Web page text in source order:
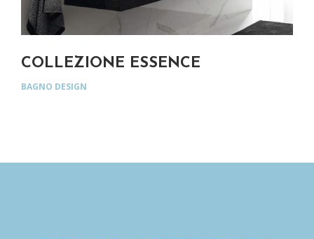
COLLEZIONE ESSENCE
BAGNO DESIGN